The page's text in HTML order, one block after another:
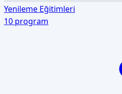
Yenileme Eğitimleri
10 program